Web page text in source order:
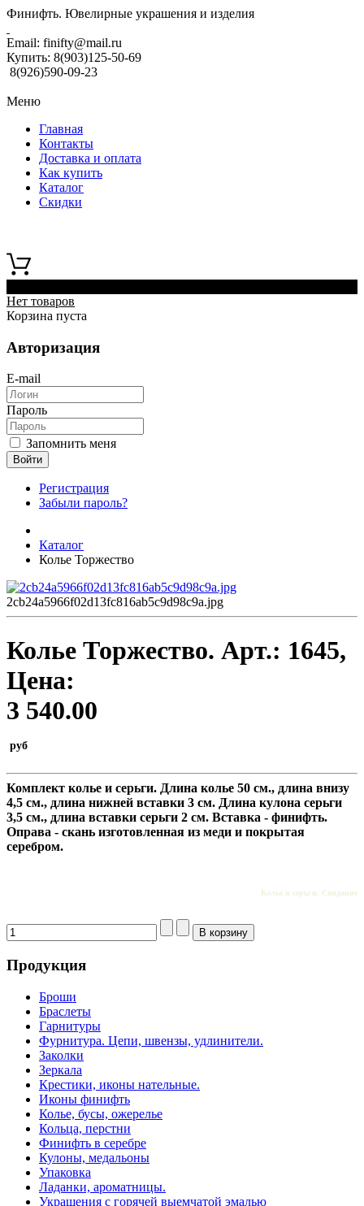
Финифть. Ювелирные украшения и изделия
Email: finifty@mail.ru
Купить: 8(903)125-50-69
8(926)590-09-23
Меню
Главная
Контакты
Доставка и оплата
Как купить
Каталог
Скидки
Нет товаров
Корзина пуста
Авторизация
E-mail
Пароль
Запомнить меня
Войти
Регистрация
Забыли пароль?
Каталог
Колье Торжество
2cb24a5966f02d13fc816ab5c9d98c9a.jpg
Колье Торжество. Арт.: 1645,
Цена:
3 540.00
руб
Комплект колье и серьги. Длина колье 50 см., длина внизу
4,5 см., длина нижней вставки 3 см. Длина кулона серьги
3,5 см., длина вставки серьги 2 см. Вставка - финифть.
Оправа - скань изготовленная из меди и покрытая
серебром.
Колье и серьги. Свидание
Продукция
Броши
Браслеты
Гарнитуры
Фурнитура. Цепи, швензы, удлинители.
Заколки
Зеркала
Крестики, иконы нательные.
Иконы финифть
Колье, бусы, ожерелье
Кольца, перстни
Финифть в серебре
Кулоны, медальоны
Упаковка
Ладанки, ароматницы.
Украшения с горячей выемчатой эмалью